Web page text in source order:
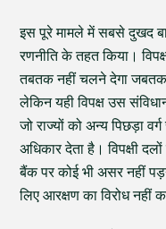
इस पूरे मामले में सबसे दुखद
रणनीति के तहत किया।
तबतक नहीं चलने देगा जबतक
लेकिन यही विपक्ष उस
जो राज्यों को अन्य पिछड़ा
अधिकार देता है। विपक्षी
बैंक पर कोई भी असर नहीं
लिए आरक्षण का विरोध नहीं